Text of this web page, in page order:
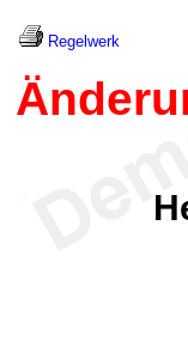
Regelwerk